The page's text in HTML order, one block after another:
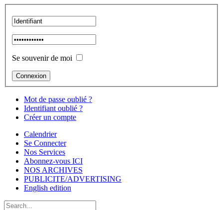
Se souvenir de moi
Mot de passe oublié ?
Identifiant oublié ?
Créer un compte
Calendrier
Se Connecter
Nos Services
Abonnez-vous ICI
NOS ARCHIVES
PUBLICITE/ADVERTISING
English edition